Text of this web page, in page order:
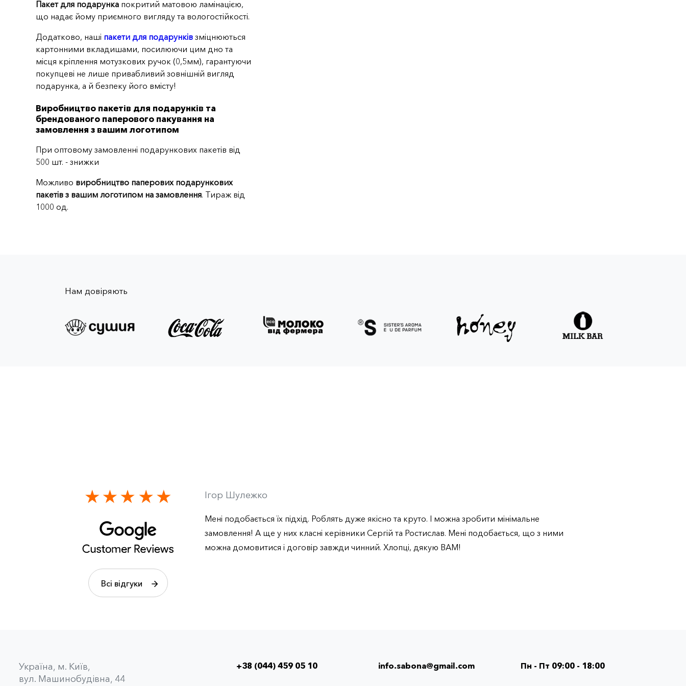
Пакет для подарункапокритий матовою ламінацією,
що надає йому приємного вигляду та вологостійкості.
Додатково, наші пакети для подарунківзміцнюються
картонними вкладишами, посилюючи цим дно та
місця кріплення мотузкових ручок (0,5мм), гарантуючи
покупцеві не лише привабливий зовнішній вигляд
подарунка, а й безпеку його вмісту!
Виробництво пакетів для подарунків та
брендованого паперового пакування на
замовлення з вашим логотипом
При оптовому замовленні подарункових пакетів від
500 шт. - знижки
Можливо виробництво паперових подарункових
пакетів з вашим логотипом на замовлення. Тираж від
1000 од.
Нам довіряють
Всі відгуки
Ігор Шулежко
Мені подобається їх підхід. Роблять дуже якісно та круто. І можна зробити мінімальне
замовлення! А ще у них класні керівники Сергій та Ростислав. Мені подобається, що з ними
можна домовитися і договір завжди чинний. Хлопці, дякую ВАМ!
Українa, м. Київ,
вул. Машинобудівна, 44
+38 (044) 459 05 10 info.sabona@gmail.com Пн - Пт 09:00 - 18:00